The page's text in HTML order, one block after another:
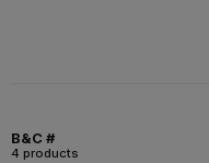
B&C #
4 products